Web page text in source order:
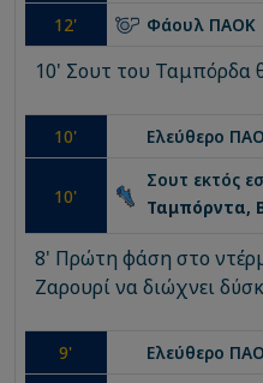
12' Φάουλ ΠΑΟΚ
10' Σουτ του Ταμπόρδα
10' Ελεύθερο
10'
Σουτ εκτός
Ταμπόρντα,
8' Πρώτη φάση στο
Ζαρουρί να διώχνει
9' Ελεύθερο